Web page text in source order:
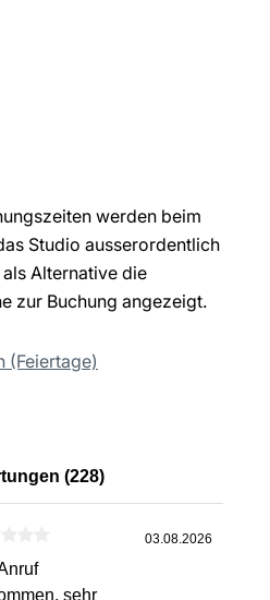
werden beim
Studio ausserordentlich
Alternative die
zur Buchung angezeigt.
(Feiertage)